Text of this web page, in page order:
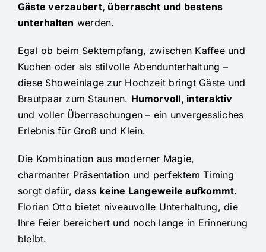
Gäste verzaubert, überrascht und bestens
unterhalten werden.
Egal ob beim Sektempfang, zwischen Kaffee und
Kuchen oder als stilvolle Abendunterhaltung –
diese Showeinlage zur Hochzeit bringt Gäste und
Brautpaar zum Staunen. Humorvoll, interaktiv
und voller Überraschungen – ein unvergessliches
Erlebnis für Groß und Klein.
Die Kombination aus moderner Magie,
charmanter Präsentation und perfektem Timing
sorgt dafür, dass keine Langeweile aufkommt.
Florian Otto bietet niveauvolle Unterhaltung, die
Ihre Feier bereichert und noch lange in Erinnerung
bleibt.